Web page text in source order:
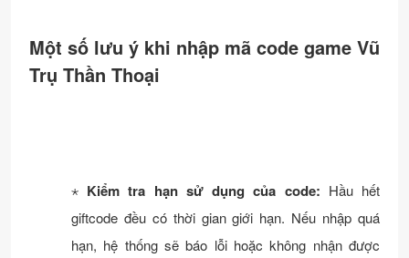
Một số lưu ý khi nhập mã code game Vũ
Trụ Thần Thoại
⋆ Kiểm tra hạn sử dụng của code: Hầu hết
giftcode đều có thời gian giới hạn. Nếu nhập quá
hạn, hệ thống sẽ báo lỗi hoặc không nhận được